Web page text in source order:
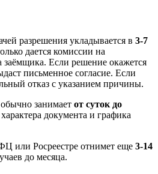
разрешения укладывается в 3-7
дается комиссии на
заёмщика. Если решение окажется
письменное согласие. Если
отказ с указанием причины.
занимает от суток до
документа и графика
или Росреестре отнимет еще 3-14
до месяца.